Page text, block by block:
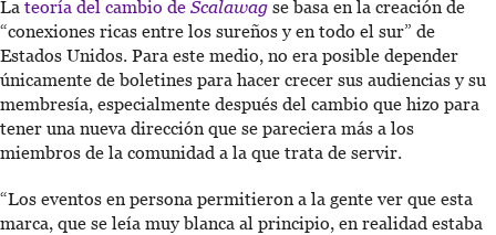
La teoría del cambio de Scalawag se basa en la creación de
“conexiones ricas entre los sureños y en todo el sur” de
Estados Unidos. Para este medio, no era posible depender
únicamente de boletines para hacer crecer sus audiencias y su
membresía, especialmente después del cambio que hizo para
tener una nueva dirección que se pareciera más a los
miembros de la comunidad a la que trata de servir.
“Los eventos en persona permitieron a la gente ver que esta
marca, que se leía muy blanca al principio, en realidad estaba